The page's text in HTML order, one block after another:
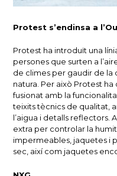
Protest s’endinsa a
Protest ha introduït una
persones que surten a
de climes per gaudir de la
natura. Per això Protest
fusionat amb la
teixits tècnics de qualitat,
l’aigua i detalls reflectors.
extra per controlar la
impermeables, jaquetes i
sec, així com jaquetes